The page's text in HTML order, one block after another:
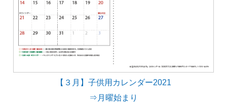
【３月】子供用カレンダー2021
⇒月曜始まり